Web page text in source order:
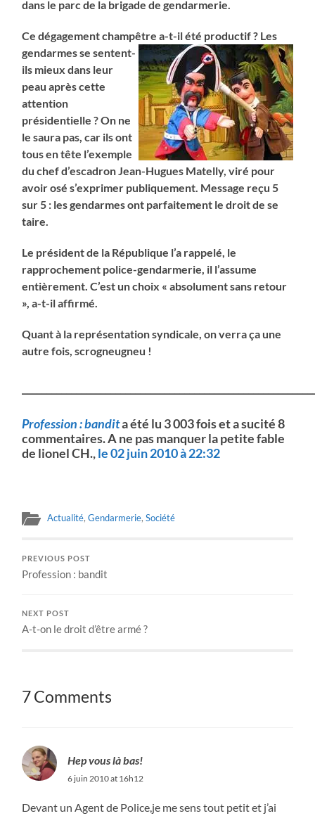
dans le parc de la brigade de gendarmerie.
Ce dégagement champêtre a-t-ilété productif ? Les
gendarmes se sentent-
ils mieux dans leur
peau après cette
attention
présidentielle ? On ne
le saura pas, car ils ont
tous en tête l’exemple
du chef d’escadron Jean-Hugues Matelly, viré pour
avoir osé s’exprimer publiquement. Message reçu 5
sur 5 : les gendarmes ont parfaitement le droit de se
taire.
Le président de la République l’a rappelé, le
rapprochement police-gendarmerie, il l’assume
entièrement. C’est un choix «absolument sans retour
» , a-t-il affirmé.
Quant à la représentation syndicale, on verra ça une
autre fois, scrogneugneu !
Profession : bandita été lu 3 003 fois et a sucité 8
commentaires. A ne pas manquer la petite fable
de lionel CH.,le 02 juin 2010 à 22:32
Actualité,Gendarmerie,Société
PREVIOUS POST
Profession : bandit
NEXT POST
A-t-on le droit d’être armé ?
7 Comments
Hep vous là bas!
6 juin 2010 at 16h12
Devant un Agent de Police,je me sens tout petit et j’ai